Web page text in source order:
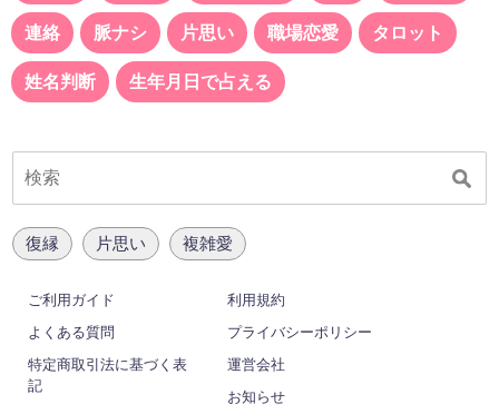
連絡 脈ナシ 片思い 職場恋愛 タロット
姓名判断 生年月日で占える
復縁 片思い 複雑愛
ご利用ガイド
利用規約
よくある質問
プライバシーポリシー
特定商取引法に基づく表
記
運営会社
お知らせ